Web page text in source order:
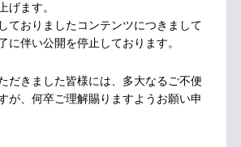
げます。
ておりましたコンテンツにつきまして
に伴い公開を停止しております。
だきました皆様には、多大なるご不便
が、何卒ご理解賜りますようお願い申